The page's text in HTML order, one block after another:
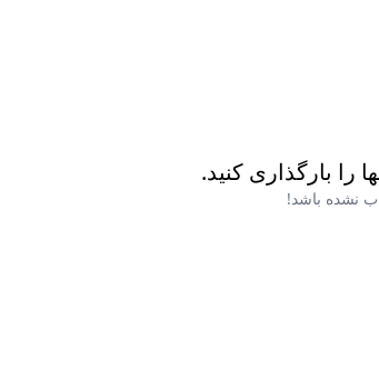
را بارگذاری کنید.
نشده باشد!